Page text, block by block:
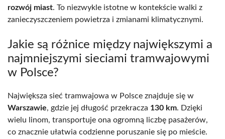
rozwój miast. To niezwykle istotne w kontekście walki z
zanieczyszczeniem powietrza i zmianami klimatycznymi.
Jakie są różnice między największymi a
najmniejszymi sieciami tramwajowymi
w Polsce?
Największa sieć tramwajowa w Polsce znajduje się w
Warszawie, gdzie jej długość przekracza 130 km. Dzięki
wielu linom, transportuje ona ogromną liczbę pasażerów,
co znacznie ułatwia codzienne poruszanie się po mieście.